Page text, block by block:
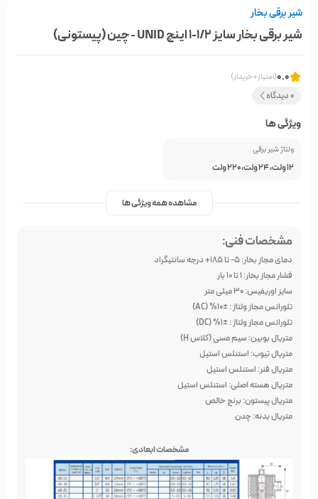
شیر برقی بخار
شیر برقی بخار سایز 1/2-1 اینچ UNID - چین (پیستونی)
0.0(امتیاز 0 خریدار)
0 دیدگاه
ویژگی ها
ولتاژ شیر برقی
12 ولت، 24 ولت، 220 ولت
مشاهده همه ویژگی ها
مشخصات فنی:
دمای مجاز بخار: 5- تا 185+ درجه سانتیگراد
فشار مجاز بخار: 1 تا 10 بار
سایز اوریفیس: 30 میلی متر
تلورانس مجاز ولتاژ : ±10% (AC)
تلورانس مجاز ولتاژ : ±1% (DC)
متریال بوبین: سیم مسی (کلاس H)
متریال تیوب: استنلس استیل
متریال فنر: استنلس استیل
متریال هسته اصلی: استنلس استیل
متریال پیستون: برنج خالص
متریال بدنه: چدن
مشخصات ابعادی: